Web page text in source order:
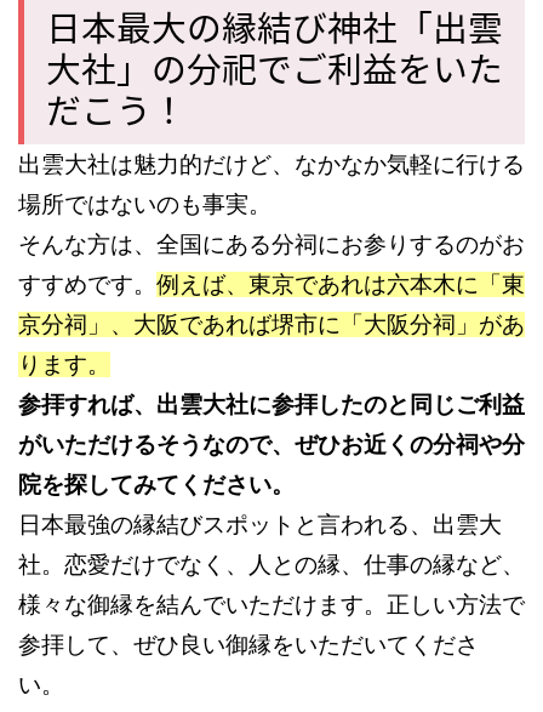
日本最大の縁結び神社「出雲
大社」の分祀でご利益をいた
だこう！
出雲大社は魅力的だけど、なかなか気軽に行ける
場所ではないのも事実。
そんな方は、全国にある分祠にお参りするのがお
すすめです。 例えば、東京であれは六本木に「東
京分祠」、大阪であれば堺市に「大阪分祠」があ
ります。
参拝すれば、出雲大社に参拝したのと同じご利益
がいただけるそうなので、ぜひお近くの分祠や分
院を探してみてください。
日本最強の縁結びスポットと言われる、出雲大
社。恋愛だけでなく、人との縁、仕事の縁など、
様々な御縁を結んでいただけます。正しい方法で
参拝して、ぜひ良い御縁をいただいてくださ
い。